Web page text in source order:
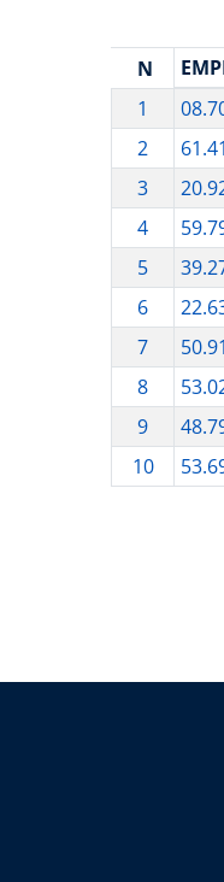
N
1
2
3
4
5
6
7
8
9
10